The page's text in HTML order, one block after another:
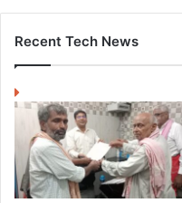
Recent Tech News